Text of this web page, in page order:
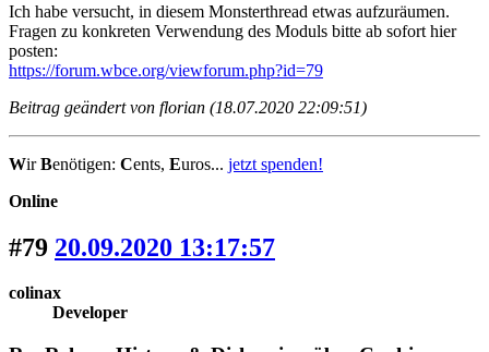
Ich habe versucht, in diesem Monsterthread etwas aufzuräumen.
Fragen zu konkreten Verwendung des Moduls bitte ab sofort hier
posten:
https://forum.wbce.org/viewforum.php?id=79
Beitrag geändert von florian (18.07.2020 22:09:51)
WirBenötigen: Cents, Euros... jetzt spenden!
Online
#79 20.09.2020 13:17:57
colinax
Developer